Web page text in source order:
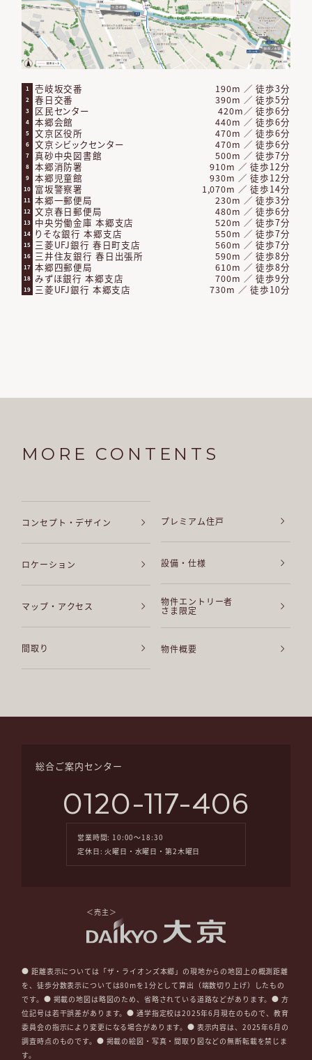
1 壱岐坂交番 190m ／ 徒歩3分
2 春日交番 390m ／ 徒歩5分
3 区民センター 420m／ 徒歩6分
4 本郷会館 440m ／ 徒歩6分
5 文京区役所 470m ／ 徒歩6分
6 文京シビックセンター 470m ／ 徒歩6分
7 真砂中央図書館 500m ／ 徒歩7分
8 本郷消防署 910m ／ 徒歩12分
9 本郷児童館 930m ／ 徒歩12分
10 富坂警察署 1,070m ／ 徒歩14分
11 本郷一郵便局 230m ／ 徒歩3分
12 文京春日郵便局 480m ／ 徒歩6分
13 中央労働金庫 本郷支店 520m ／ 徒歩7分
14 りそな銀行 本郷支店 550m ／ 徒歩7分
15 三菱UFJ銀行 春日町支店 560m ／ 徒歩7分
16 三井住友銀行 春日出張所 590m ／ 徒歩8分
17 本郷四郵便局 610m ／ 徒歩8分
18 みずほ銀行 本郷支店 700m ／ 徒歩9分
19 三菱UFJ銀行 本郷支店 730m ／ 徒歩10分
MORE CONTENTS
コンセプト・デザイン
ロケーション
マップ・アクセス
間取り
プレミアム住戸
設備・仕様
物件エントリー者
さま限定
物件概要
総合ご案内センター
0120-117-406
営業時間: 10:00～18:30
定休日: 火曜日・水曜日・第2木曜日
＜売主＞
● 距離表示については「ザ・ライオンズ本郷」の現地からの地図上の概測距離
を、徒歩分数表示については80mを1分として算出（端数切り上げ）したもの
です。● 掲載の地図は略図のため、省略されている道路などがあります。● 方
位記号は若干誤差があります。● 通学指定校は2025年6月現在のもので、教育
委員会の指示により変更になる場合があります。● 表示内容は、2025年6月の
調査時点のものです。● 掲載の絵図・写真・間取り図などの無断転載を禁じま
す。